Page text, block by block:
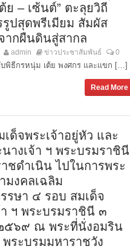
ย – เซ้นต์” ตะลุยวิถี
รูปสุดพรีเมียม สัมผัส
ากผืนดินสู่สากล
admin ข่าวประชาสัมพันธ์ 0
บพิธีกรหนุ่ม เต้ย พงศกร และแขก […]
Read More
ด็จพระเจ้าอยู่หัว และ
างเจ้า ฯ พระบรมราชินี
ชดำเนิน ไปในการพระ
มงคลเฉลิม
รษา ๔ รอบ สมเด็จ
า ฯ พระบรมราชินี ๓
๕๖๙ ณ พระที่นั่งอมริน
ระบรมมหาราชวัง